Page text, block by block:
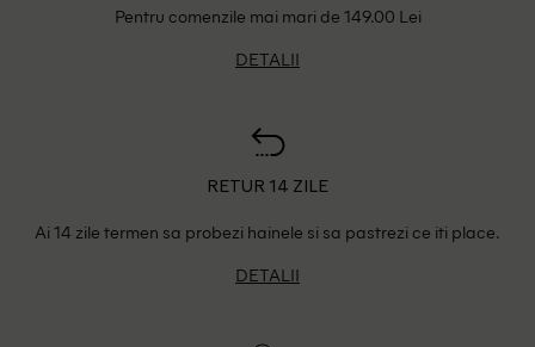
Pentru comenzile mai mari de 149.00 Lei
DETALII
RETUR 14 ZILE
Ai 14 zile termen sa probezi hainele si sa pastrezi ce iti place.
DETALII